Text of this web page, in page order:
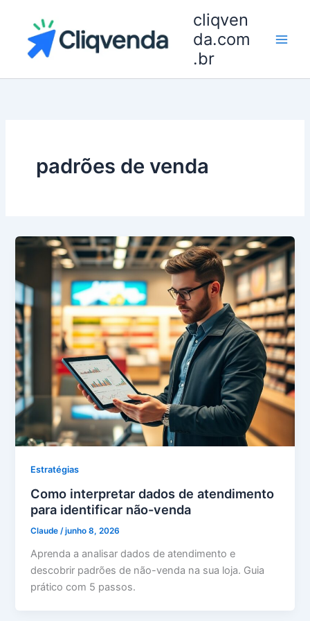
conteúdo
cliqven
da.com
.br
padrões de venda
Estratégias
Como interpretar dados de atendimento
para identificar não-venda
Claude/junho 8, 2026
Aprenda a analisar dados de atendimento e
descobrir padrões de não-venda na sua loja. Guia
prático com 5 passos.